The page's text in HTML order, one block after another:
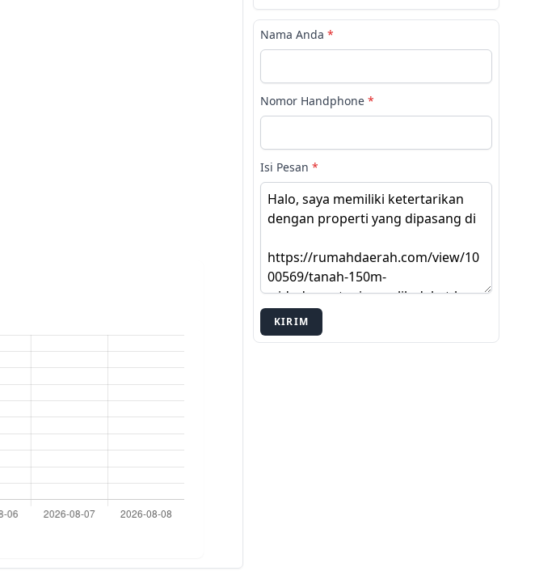
Nama Anda *
Nomor Handphone *
Isi Pesan *
KIRIM